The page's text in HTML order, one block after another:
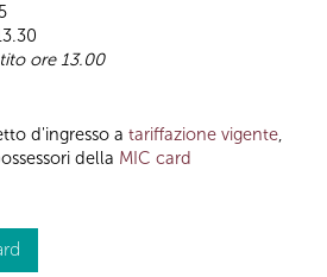
ore 13.00
d'ingresso a tariffazione vigente,
della MIC card